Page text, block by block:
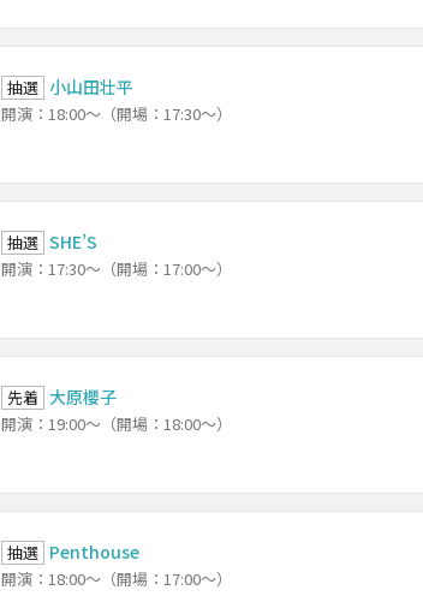
抽選 小山田壮平
開演：18:00～（開場：17:30～）
抽選 SHE’S
開演：17:30～（開場：17:00～）
先着 大原櫻子
開演：19:00～（開場：18:00～）
抽選 Penthouse
開演：18:00～（開場：17:00～）